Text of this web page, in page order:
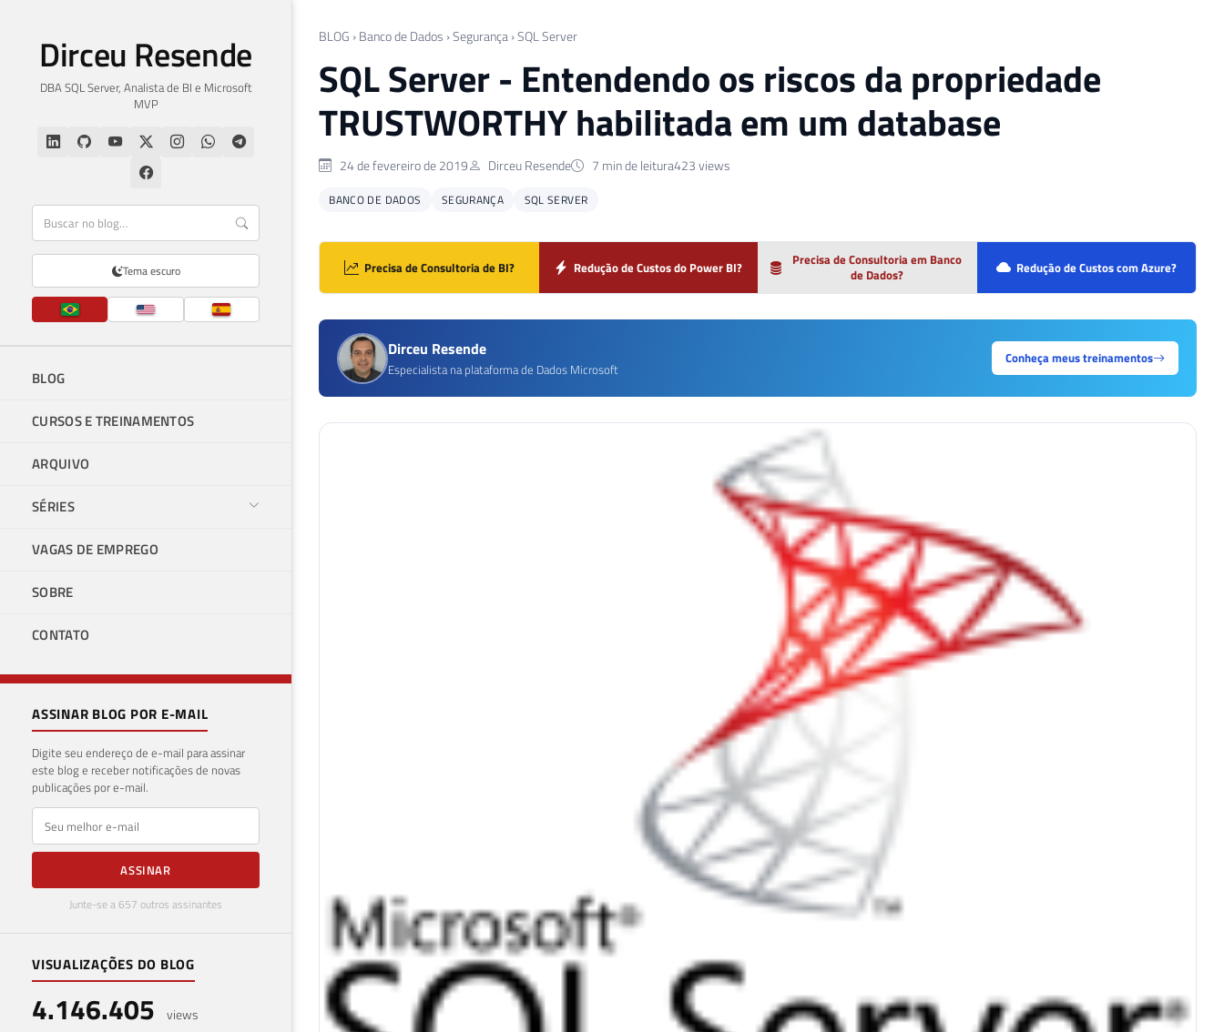
Dirceu Resende
DBA SQL Server, Analista de BI e Microsoft
MVP
Tema escuro
BLOG
CURSOS E TREINAMENTOS
ARQUIVO
SÉRIES
VAGAS DE EMPREGO
SOBRE
CONTATO
ASSINAR BLOG POR E-MAIL
Digite seu endereço de e-mail para assinar
este blog e receber notificações de novas
publicações por e-mail.
E-mail
ASSINAR
Junte-se a 657 outros assinantes
VISUALIZAÇÕES DO BLOG
4.146.405 views
BLOG › Banco de Dados ›Segurança ›SQL Server
SQL Server - Entendendo os riscos da propriedade
TRUSTWORTHY habilitada em um database
24 de fevereiro de 2019 Dirceu Resende 7 min de leitura423 views
BANCO DE DADOS SEGURANÇA SQL SERVER
Precisa de Consultoria de BI? Redução de Custos do Power BI?
Precisa de Consultoria em Banco
de Dados?
Redução de Custos com Azure?
Dirceu Resende
Especialista na plataforma de Dados Microsoft
Conheça meus treinamentos